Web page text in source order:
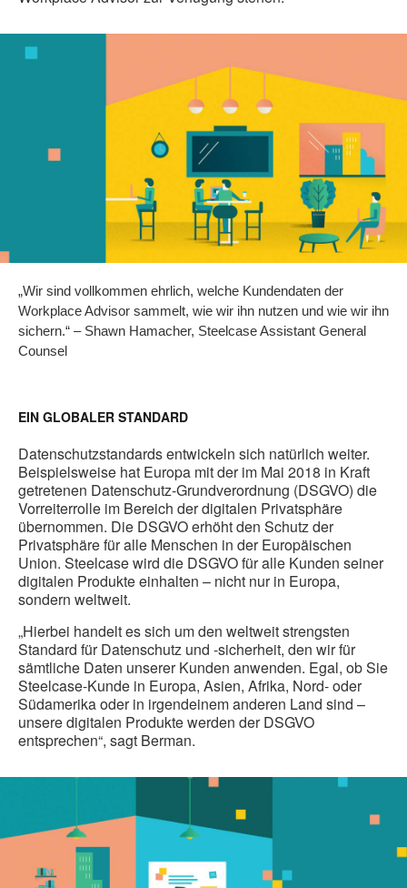
„Wir sind vollkommen ehrlich, welche Kundendaten der
Workplace Advisor sammelt, wie wir ihn nutzen und wie wir ihn
sichern.“ – Shawn Hamacher, Steelcase Assistant General
Counsel
EIN GLOBALER STANDARD
Datenschutzstandards entwickeln sich natürlich weiter.
Beispielsweise hat Europa mit der im Mai 2018 in Kraft
getretenen Datenschutz-Grundverordnung (DSGVO) die
Vorreiterrolle im Bereich der digitalen Privatsphäre
übernommen. Die DSGVO erhöht den Schutz der
Privatsphäre für alle Menschen in der Europäischen
Union. Steelcase wird die DSGVO für alle Kunden seiner
digitalen Produkte einhalten – nicht nur in Europa,
sondern weltweit.
„Hierbei handelt es sich um den weltweit strengsten
Standard für Datenschutz und -sicherheit, den wir für
sämtliche Daten unserer Kunden anwenden. Egal, ob Sie
Steelcase-Kunde in Europa, Asien, Afrika, Nord- oder
Südamerika oder in irgendeinem anderen Land sind –
unsere digitalen Produkte werden der DSGVO
entsprechen“, sagt Berman.